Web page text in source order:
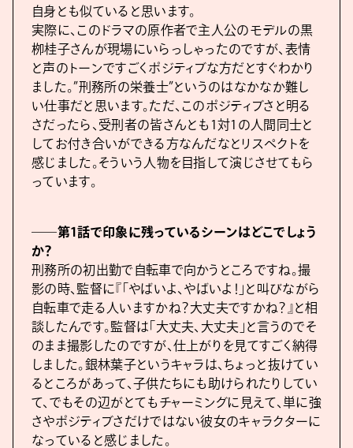
自身とも似ていると思います。
実際に、このドラマの原作者で主人公のモデルの黒
栁桂子さんが現場にいらっしゃったのですが、表情
と声のトーンですごくポジティブな方だとすぐわかり
ました。”刑務所の栄養士”というのはなかなか難し
い仕事だと思います。ただ、このポジティブさと明る
さだったら、受刑者の皆さんとも1対1の人間同士と
してお付き合いができる方なんだなとリスペクトを
感じました。そういう人物を目指して演じさせてもら
っています。
――第1話で印象に残っているシーンはどこでしょう
か？
刑務所の初出勤で自転車で向かうところですね。撮
影の時、監督に『「やばいよ、やばいよ！」と叫びながら
自転車で走る人いますかね？大丈夫ですかね？』と相
談したんです。監督は「大丈夫、大丈夫」と言うのでそ
のまま撮影したのですが、仕上がりを見てすごく納得
しました。銀林葉子というキャラは、ちょっと抜けてい
るところがあって、子供たちにも助けられたりしてい
て、でもその辺がとてもチャーミングに見えて、単に強
さやポジティブさだけではない彼女のキャラクターに
なっていると感じました。